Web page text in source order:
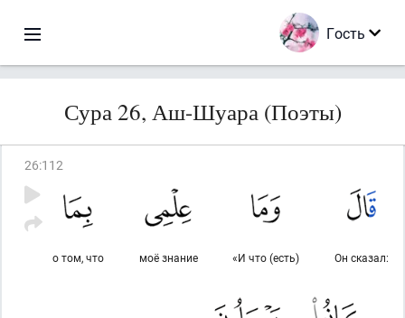
Гость
Сура 26, Аш-Шуара (Поэты)
26:112
Он сказал:
«И что (есть)
моё знание
о том, что